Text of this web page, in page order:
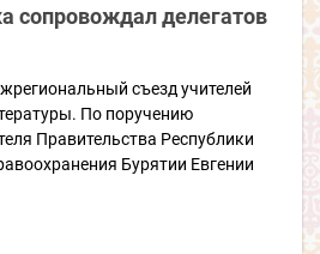
сопровождал делегатов
съезд учителей
По поручению
Правительства Республики
Бурятии Евгении